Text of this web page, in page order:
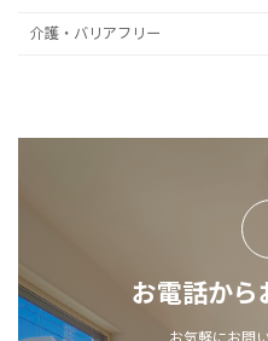
介護・バリアフリー
お電話から